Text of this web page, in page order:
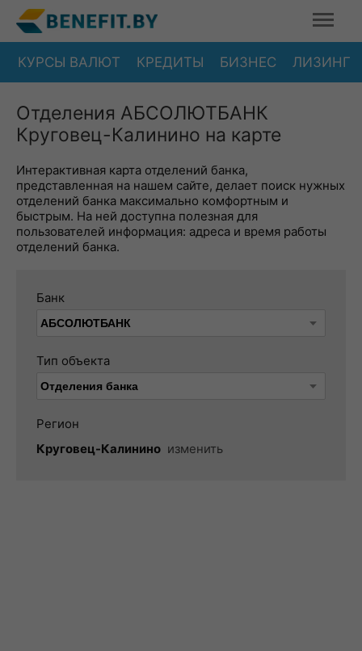
КУРСЫ ВАЛЮТ КРЕДИТЫ БИЗНЕС ЛИЗИНГ
Отделения АБСОЛЮТБАНК
Круговец-Калинино на карте
Интерактивная карта отделений банка,
представленная на нашем сайте, делает поиск нужных
отделений банка максимально комфортным и
быстрым. На ней доступна полезная для
пользователей информация: адреса и время работы
отделений банка.
Банк
Тип объекта
Регион
Круговец-Калинино изменить